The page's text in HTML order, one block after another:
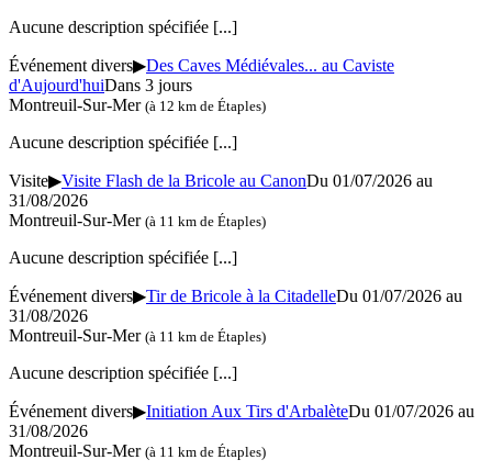
Aucune description spécifiée [...]
Événement divers▶Des Caves Médiévales... au Caviste
d'Aujourd'huiDans 3 jours
Montreuil-Sur-Mer (à 12 km de Étaples)
Aucune description spécifiée [...]
Visite▶Visite Flash de la Bricole au CanonDu 01/07/2026 au
31/08/2026
Montreuil-Sur-Mer (à 11 km de Étaples)
Aucune description spécifiée [...]
Événement divers▶Tir de Bricole à la CitadelleDu 01/07/2026 au
31/08/2026
Montreuil-Sur-Mer (à 11 km de Étaples)
Aucune description spécifiée [...]
Événement divers▶Initiation Aux Tirs d'ArbalèteDu 01/07/2026 au
31/08/2026
Montreuil-Sur-Mer (à 11 km de Étaples)